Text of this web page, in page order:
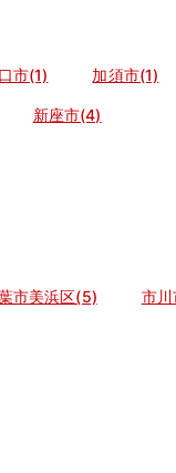
市(1) 加須市(1)
新座市(4)
市美浜区(5) 市